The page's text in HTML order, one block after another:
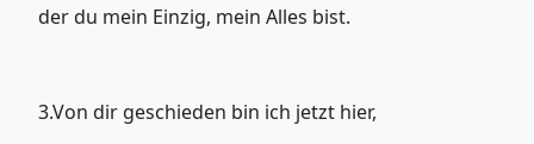
der du mein Einzig, mein Alles bist.
3.Von dir geschieden bin ich jetzt hier,